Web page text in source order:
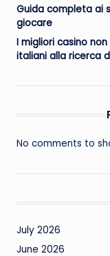
Guida completa ai
giocare
I migliori casino
italiani alla ricerca
No comments to
July 2026
June 2026